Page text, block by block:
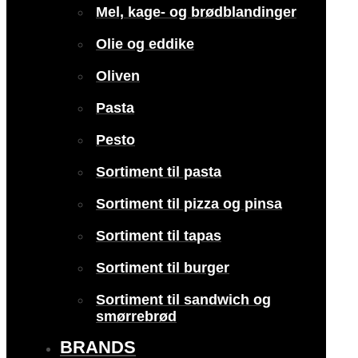
Mel, kage- og brødblandinger
Olie og eddike
Oliven
Pasta
Pesto
Sortiment til pasta
Sortiment til pizza og pinsa
Sortiment til tapas
Sortiment til burger
Sortiment til sandwich og
smørrebrød
BRANDS